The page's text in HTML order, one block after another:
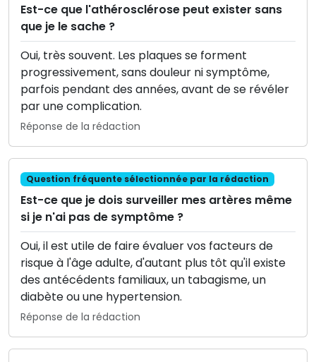
Est-ce que l'athérosclérose peut exister sans
que je le sache ?
Oui, très souvent. Les plaques se forment
progressivement, sans douleur ni symptôme,
parfois pendant des années, avant de se révéler
par une complication.
Réponse de la rédaction
Question fréquente sélectionnée par la rédaction
Est-ce que je dois surveiller mes artères même
si je n'ai pas de symptôme ?
Oui, il est utile de faire évaluer vos facteurs de
risque à l'âge adulte, d'autant plus tôt qu'il existe
des antécédents familiaux, un tabagisme, un
diabète ou une hypertension.
Réponse de la rédaction